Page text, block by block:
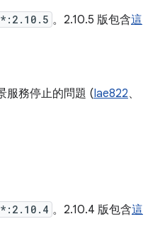
。2.10.5 版包含這
服務停止的問題 (Iae822、
。2.10.4 版包含這